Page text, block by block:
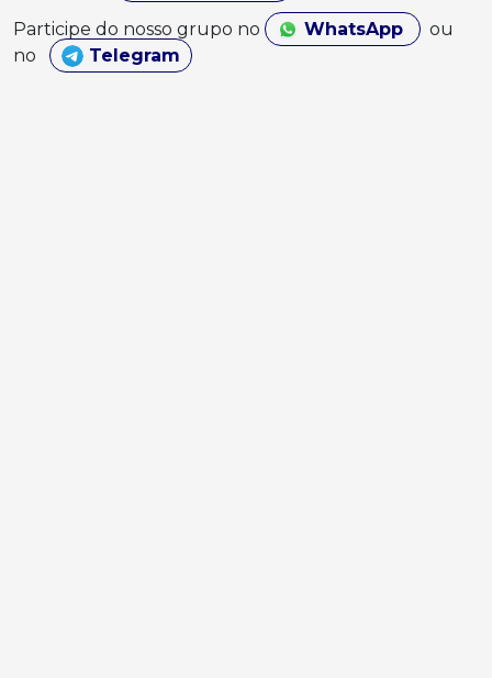
Participe do nosso grupo no WhatsApp
ou
no
Telegram